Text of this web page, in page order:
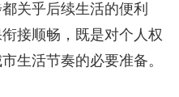
乎后续生活的便利
接顺畅，既是对个人权
生活节奏的必要准备。